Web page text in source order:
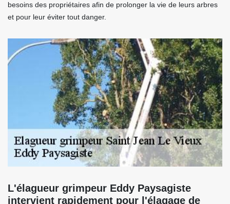
besoins des propriétaires afin de prolonger la vie de leurs arbres
et pour leur éviter tout danger.
L'élagueur grimpeur Eddy Paysagiste
intervient rapidement pour l'élagage de